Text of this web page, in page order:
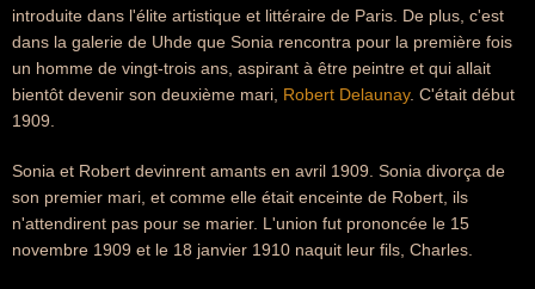
introduite dans l'élite artistique et littéraire de Paris. De plus, c'est
dans la galerie de Uhde que Sonia rencontra pour la première fois
un homme de vingt-trois ans, aspirant à être peintre et qui allait
bientôt devenir son deuxième mari, Robert Delaunay. C'était début
1909.
Sonia et Robert devinrent amants en avril 1909. Sonia divorça de
son premier mari, et comme elle était enceinte de Robert, ils
n'attendirent pas pour se marier. L'union fut prononcée le 15
novembre 1909 et le 18 janvier 1910 naquit leur fils, Charles.